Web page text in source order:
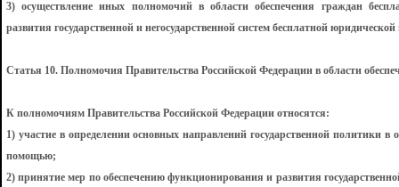
3) осуществление иных полномочий в области обеспечения граждан
развития государственной и негосударственной систем бесплатной
Статья 10. Полномочия Правительства Российской Федерации в области
К полномочиям Правительства Российской Федерации относятся:
1) участие в определении основных направлений государственной политики
помощью;
2) принятие мер по обеспечению функционирования и развития